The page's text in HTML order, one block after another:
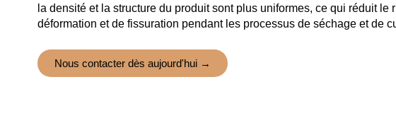
la densité et la structure du produit sont plus uniformes, ce qui réduit le
déformation et de fissuration pendant les processus de séchage et de
Nous contacter dès aujourd'hui →